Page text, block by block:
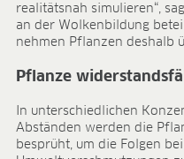
realitätsnah simulieren“,
an der Wolkenbildung
nehmen Pflanzen deshalb
Pflanze
In unterschiedlichen
Abständen werden die
besprüht, um die Folgen